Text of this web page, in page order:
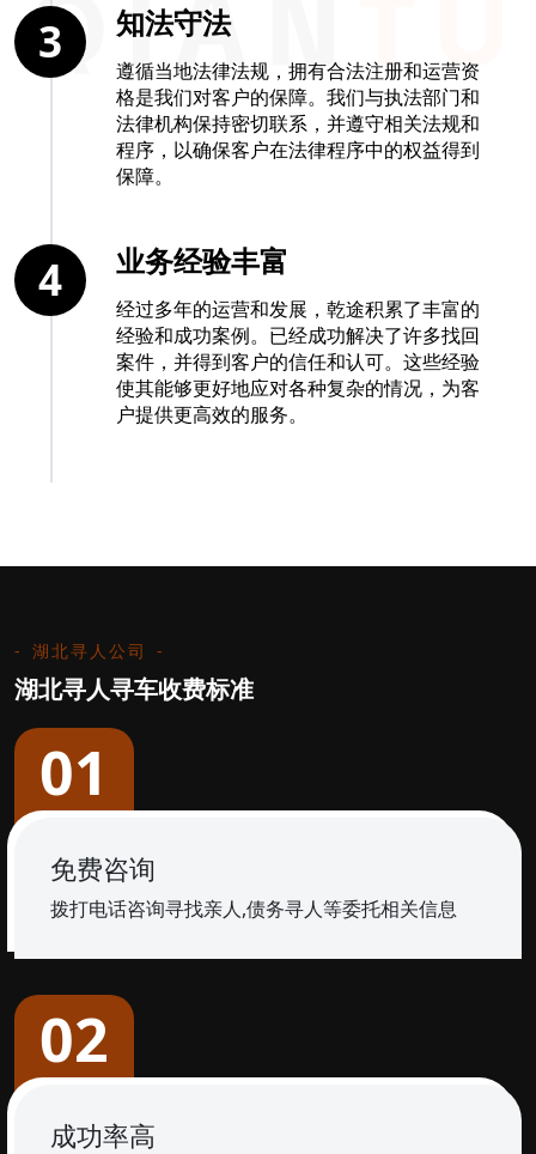
知法守法
遵循当地法律法规，拥有合法注册和运营资
格是我们对客户的保障。我们与执法部门和
法律机构保持密切联系，并遵守相关法规和
程序，以确保客户在法律程序中的权益得到
保障。
3
业务经验丰富
经过多年的运营和发展，乾途积累了丰富的
经验和成功案例。已经成功解决了许多找回
案件，并得到客户的信任和认可。这些经验
使其能够更好地应对各种复杂的情况，为客
户提供更高效的服务。
4
湖北寻人公司
湖北寻人寻车收费标准
01
免费咨询
拨打电话咨询寻找亲人,债务寻人等委托相关信息
02
成功率高